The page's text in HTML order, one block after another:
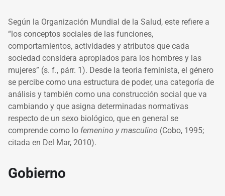
Según la Organización Mundial de la Salud, este refiere a
“los conceptos sociales de las funciones,
comportamientos, actividades y atributos que cada
sociedad considera apropiados para los hombres y las
mujeres” (s. f., párr. 1). Desde la teoria feminista, el género
se percibe como una estructura de poder, una categoría de
análisis y también como una construcción social que va
cambiando y que asigna determinadas normativas
respecto de un sexo biológico, que en general se
comprende como lo femenino y masculino (Cobo, 1995;
citada en Del Mar, 2010).
Gobierno